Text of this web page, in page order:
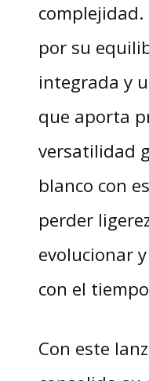
complejidad.
por su
integrada y
que aporta
versatilidad
blanco con
perder
evolucionar
con el
Con este